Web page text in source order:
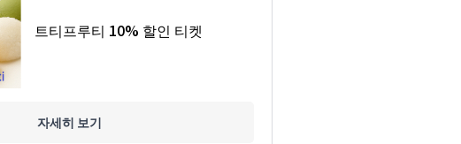
트티프루티 10% 할인 티켓
자세히 보기